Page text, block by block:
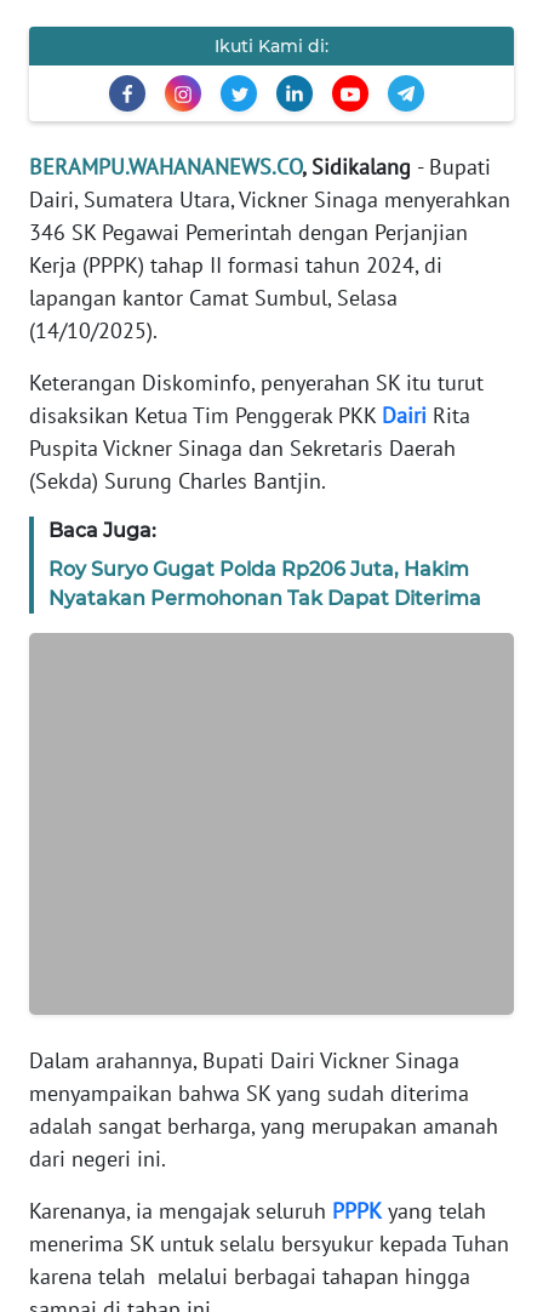
Ikuti Kami di:
BERAMPU.WAHANANEWS.CO, Sidikalang - Bupati
Dairi, Sumatera Utara, Vickner Sinaga menyerahkan
346 SK Pegawai Pemerintah dengan Perjanjian
Kerja (PPPK) tahap II formasi tahun 2024, di
lapangan kantor Camat Sumbul, Selasa
(14/10/2025).
Keterangan Diskominfo, penyerahan SK itu turut
disaksikan Ketua Tim Penggerak PKK Dairi Rita
Puspita Vickner Sinaga dan Sekretaris Daerah
(Sekda) Surung Charles Bantjin.
Baca Juga:
Roy Suryo Gugat Polda Rp206 Juta, Hakim
Nyatakan Permohonan Tak Dapat Diterima
Dalam arahannya, Bupati Dairi Vickner Sinaga
menyampaikan bahwa SK yang sudah diterima
adalah sangat berharga, yang merupakan amanah
dari negeri ini.
Karenanya, ia mengajak seluruh PPPKyang telah
menerima SK untuk selalu bersyukur kepada Tuhan
karena telah melalui berbagai tahapan hingga
MEDIA
SIBER
REDAKSI
KARIR
DISCLAIMER
Wahana
News
Regional
SUMUT
WN
PAPUA
PAPUA
BARAT
WN